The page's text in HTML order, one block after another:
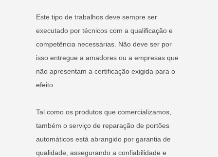
Este tipo de trabalhos deve sempre ser
executado por técnicos com a qualificação e
competência necessárias. Não deve ser por
isso entregue a amadores ou a empresas que
não apresentam a certificação exigida para o
efeito.
Tal como os produtos que comercializamos,
também o serviço de reparação de portões
automáticos está abrangido por garantia de
qualidade, assegurando a confiabilidade e